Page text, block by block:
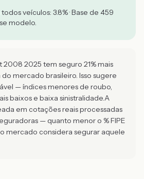
veículos: 3.8% · Base de 459
modelo.
2008 2025 tem seguro 21% mais
mercado brasileiro. Isso sugere
— índices menores de roubo,
baixos e baixa sinistralidade.A
em cotações reais processadas
— quanto menor o % FIPE
mercado considera segurar aquele